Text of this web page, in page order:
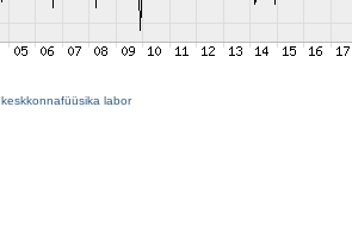
keskkonnafüüsika labor